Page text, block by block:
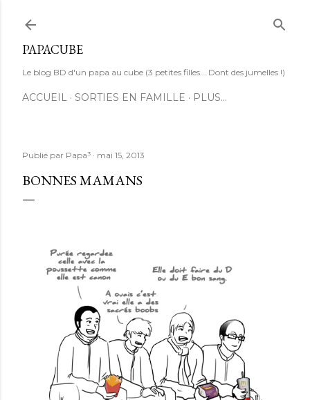
PAPACUBE
Le blog BD d'un papa au cube (3 petites filles... Dont des jumelles !)
ACCUEIL SORTIES EN FAMILLE PLUS…
Publié par Papa³ mai 15, 2013
BONNES MAMANS